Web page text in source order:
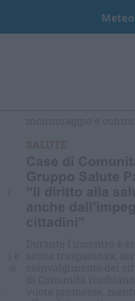
Meteo